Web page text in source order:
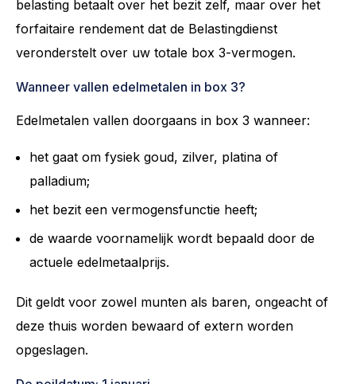
belasting betaalt over het bezit zelf, maar over het
forfaitaire rendement dat de Belastingdienst
veronderstelt over uw totale box 3-vermogen.
Wanneer vallen edelmetalen in box 3?
Edelmetalen vallen doorgaans in box 3 wanneer:
het gaat om fysiek goud, zilver, platina of
palladium;
het bezit een vermogensfunctie heeft;
de waarde voornamelijk wordt bepaald door de
actuele edelmetaalprijs.
Dit geldt voor zowel munten als baren, ongeacht of
deze thuis worden bewaard of extern worden
opgeslagen.